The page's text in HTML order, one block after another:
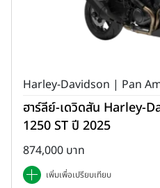
Harley-Davidson | Pan
ฮาร์ลีย์-เดวิดสัน Harley-
1250 ST ปี 2025
874,000 บาท
เพิ่มเพื่อเปรียบเทียบ